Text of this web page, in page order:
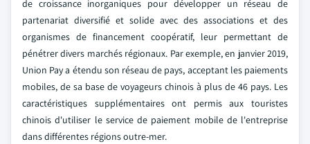
de croissance inorganiques pour développer un réseau de
partenariat diversifié et solide avec des associations et des
organismes de financement coopératif, leur permettant de
pénétrer divers marchés régionaux. Par exemple, en janvier 2019,
Union Pay a étendu son réseau de pays, acceptant les paiements
mobiles, de sa base de voyageurs chinois à plus de 46 pays. Les
caractéristiques supplémentaires ont permis aux touristes
chinois d'utiliser le service de paiement mobile de l'entreprise
dans différentes régions outre-mer.